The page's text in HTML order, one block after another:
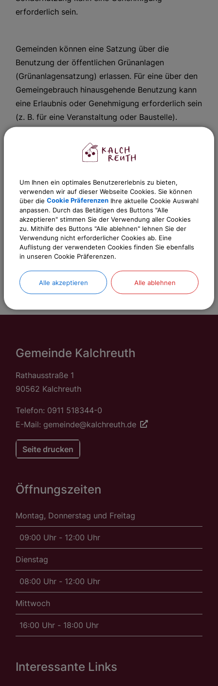
erforderlich sein.
Gemeinden können eine Satzung über die
Benutzung der öffentlichen Grünanlagen
(Grünanlagensatzung) erlassen. Für eine über den
Gemeingebrauch hinausgehende Benutzung kann
eine Erlaubnis oder Genehmigung erforderlich sein
(z. B. für eine Veranstaltung oder Baustelle).
Ansprechpartner:
Tel.:0911 518344-12
E-Mail:alexander.regn@kalchreuth.de
Sachgebiete
Gemeinde Kalchreuth
Gemeinde Kalchreuth
Rathausstraße 1
90562 Kalchreuth
Telefon: 0911 518344-0
E-Mail: gemeinde@kalchreuth.de
Seite drucken
Öffnungszeiten
Montag, Donnerstag und Freitag
09:00 Uhr - 12:00 Uhr
Dienstag
08:00 Uhr - 12:00 Uhr
Mittwoch
16:00 Uhr - 18:00 Uhr
Interessante Links
Um Ihnen ein optimales Benutzererlebnis zu bieten,
verwenden wir auf dieser Webseite Cookies. Sie können
über die Cookie Präferenzen Ihre aktuelle Cookie Auswahl
anpassen. Durch das Betätigen des Buttons "Alle
akzeptieren" stimmen Sie der Verwendung aller Cookies
zu. Mithilfe des Buttons "Alle ablehnen" lehnen Sie der
Verwendung nicht erforderlicher Cookies ab. Eine
Auflistung der verwendeten Cookies finden Sie ebenfalls
in unseren Cookie Präferenzen.
Alle akzeptieren Alle ablehnen